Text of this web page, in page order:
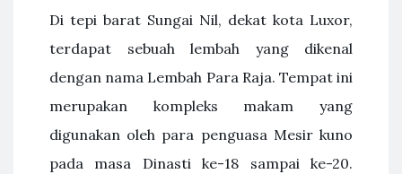
Di tepi barat Sungai Nil, dekat kota Luxor,
terdapat sebuah lembah yang dikenal
dengan nama Lembah Para Raja. Tempat ini
merupakan kompleks makam yang
digunakan oleh para penguasa Mesir kuno
pada masa Dinasti ke-18 sampai ke-20.